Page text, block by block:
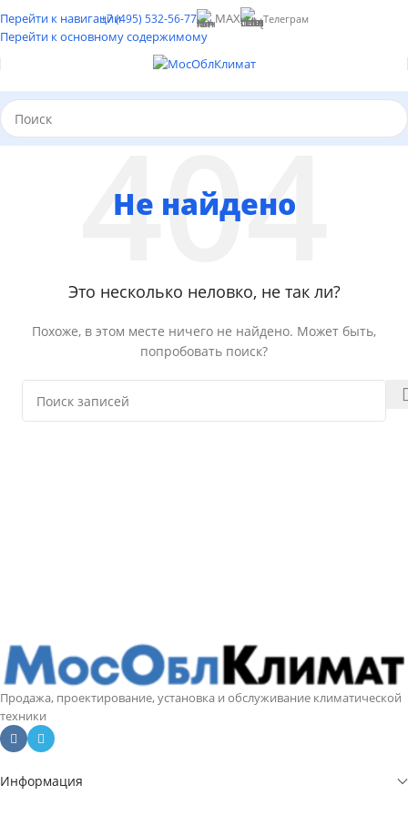
Перейти к навигации
Перейти к основному содержимому
+7 (495) 532-56-77 MAX Телеграм
Не найдено
Это несколько неловко, не так ли?
Похоже, в этом месте ничего не найдено. Может быть,
попробовать поиск?
Продажа, проектирование, установка и обслуживание климатической
техники
Информация